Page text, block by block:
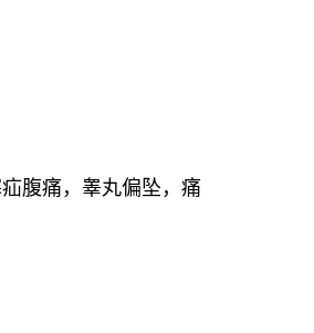
腹痛，睾丸偏坠，痛